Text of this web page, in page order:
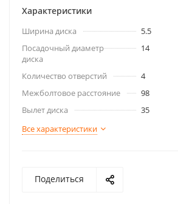
Характеристики
Ширина диска
5.5
Посадочный диаметр
диска
14
Количество отверстий
4
Межболтовое расстояние
98
Вылет диска
35
Все характеристики
Поделиться